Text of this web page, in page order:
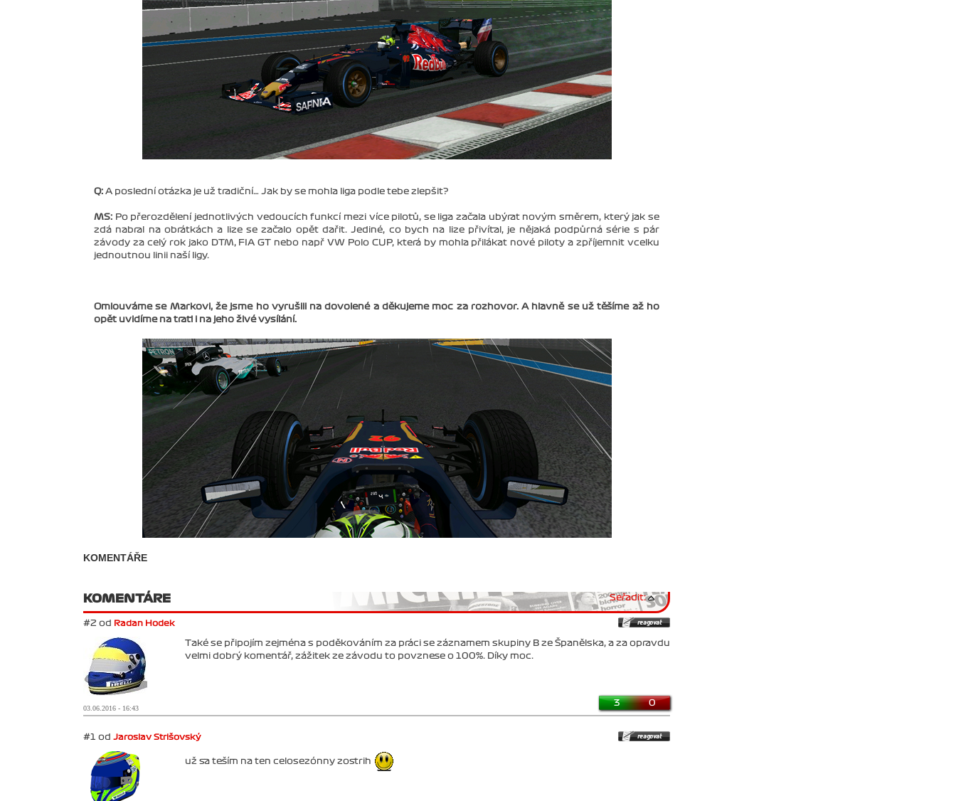
Q: A poslední otázka je už tradiční… Jak by se mohla liga podle tebe zlepšit?
MS: Po přerozdělení jednotlivých vedoucích funkcí mezi více pilotů, se liga začala ubýrat novým směrem, který jak se
zdá nabral na obrátkách a lize se začalo opět dařit. Jediné, co bych na lize přivítal, je nějaká podpůrná série s pár
závody za celý rok jako DTM, FIA GT nebo např VW Polo CUP, která by mohla přilákat nové piloty a zpříjemnit vcelku
jednoutnou linii naší ligy.
Omlouváme se Markovi, že jsme ho vyrušili na dovolené a děkujeme moc za rozhovor. A hlavně se už těšíme až ho
opět uvidíme na trati i na jeho živé vysílání.
KOMENTÁŘE
KOMENTÁRE Seřadit:
#2 od Radan Hodek
Také se připojím zejména s poděkováním za práci se záznamem skupiny B ze Španělska, a za opravdu
velmi dobrý komentář, zážitek ze závodu to povznese o 100%. Díky moc.
03.06.2016 - 16:43
3 0
#1 od Jaroslav Strišovský
už sa teším na ten celosezónny zostrih